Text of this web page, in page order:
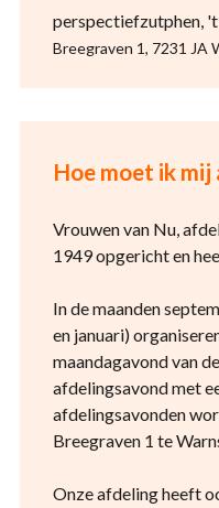
perspectiefzutphen,
Breegraven 1, 7231 JA
Hoe moet ik mij
Vrouwen van Nu,
1949 opgericht en
In de maanden
en januari)
maandagavond van
afdelingsavond met
afdelingsavonden
Breegraven 1 te
Onze afdeling heeft